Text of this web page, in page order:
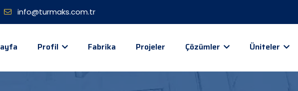
info@turmaks.com.tr
Profil Fabrika Projeler Çözümler Üniteler